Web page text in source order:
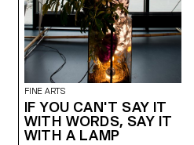
FINE ARTS
IF YOU CAN'T SAY IT
WITH WORDS, SAY IT
WITH A LAMP